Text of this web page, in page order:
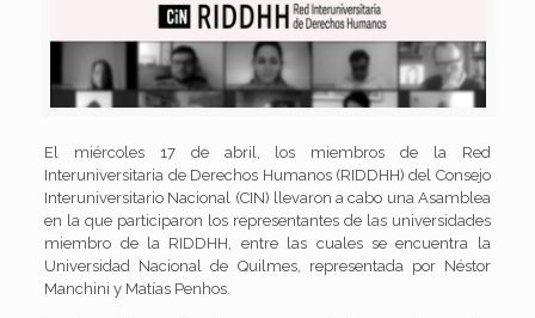
El miércoles 17 de abril, los miembros de la Red
Interuniversitaria de Derechos Humanos (RIDDHH) del Consejo
Interuniversitario Nacional (CIN) llevaron a cabo una Asamblea
en la que participaron los representantes de las universidades
miembro de la RIDDHH, entre las cuales se encuentra la
Universidad Nacional de Quilmes, representada por Néstor
Manchini y Matías Penhos.